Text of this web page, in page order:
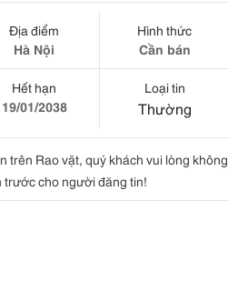
Địa điểm
Hà Nội
Hình thức
Cần bán
Hết hạn
19/01/2038
Loại tin
Thường
trên Rao vặt, quý khách vui lòng không
cho người đăng tin!